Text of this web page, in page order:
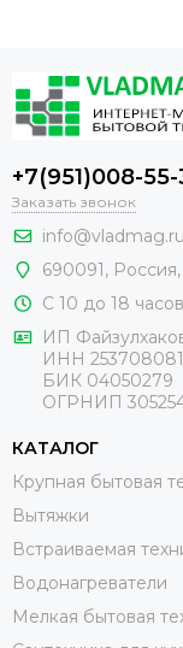
+7(951)008-55-
Заказать звонок
info@vladmag.ru
690091, Россия
С 10 до 18
ИП
ИНН
БИК 04050279
ОГРНИП
КАТАЛОГ
Крупная бытовая
Вытяжки
Встраиваемая
Водонагреватели
Мелкая бытовая